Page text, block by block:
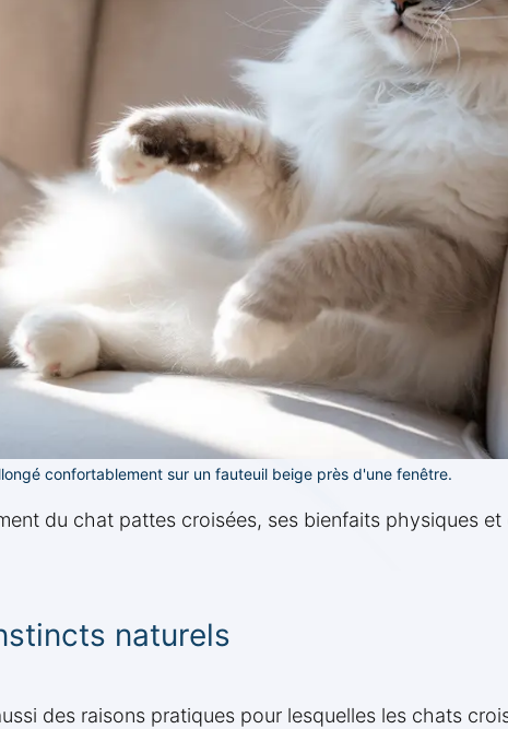
confortablement sur un fauteuil beige près d'une fenêtre.
du chat pattes croisées, ses bienfaits physiques
naturels
des raisons pratiques pour lesquelles les chats